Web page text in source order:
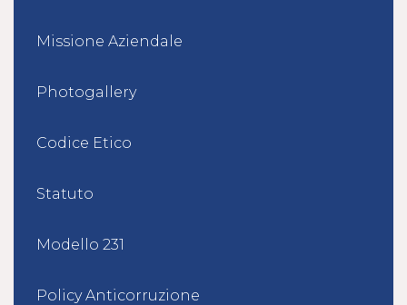
Missione Aziendale
Photogallery
Codice Etico
Statuto
Modello 231
Policy Anticorruzione